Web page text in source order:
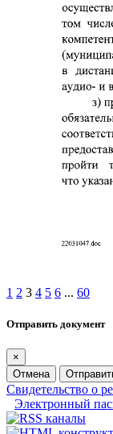
1 2 3 4 5 6 ... 60
Отправить документ
×
Отмена
Свидетельство о
Электронный